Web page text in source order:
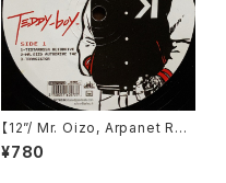
【12”/ Mr. Oizo, Arpanet Re
mix】Kavinsky / Teddy Boy
EP (Record Makers) (REC 2
¥780